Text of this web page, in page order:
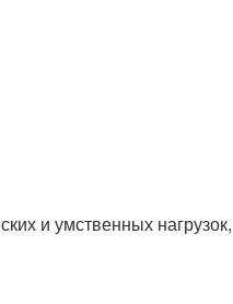
и умственных нагрузок,